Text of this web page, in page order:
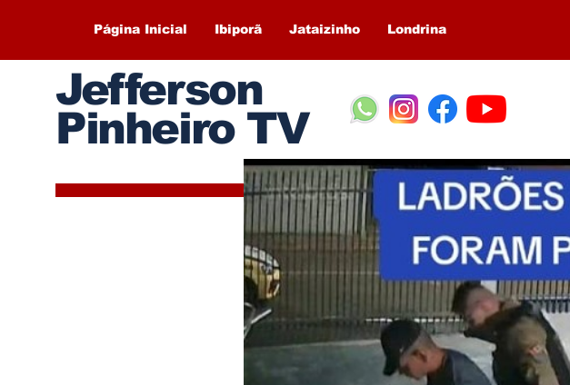
Página Inicial Ibiporã Jataizinho Londrina
Jefferson
Pinheiro TV